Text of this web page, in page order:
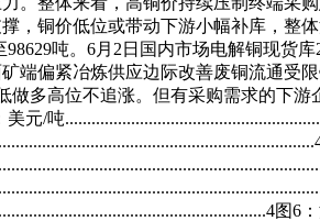
，铜价低位或带动下游小幅补库，整
吨。6月2日国内市场电解铜现
端偏紧冶炼供应边际改善废铜流通
做多高位不追涨。但有采购需求的下
/吨
图